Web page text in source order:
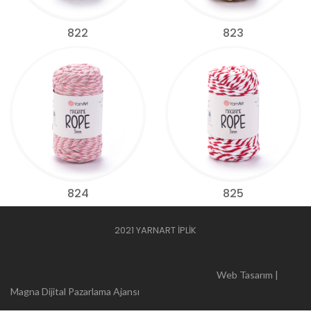
822 823
824 825
2021 YARNART İPLİK
Web Tasarım |
Magna Dijital Pazarlama Ajansı